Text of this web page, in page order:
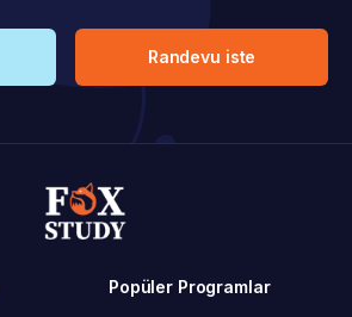
Randevu iste
Popüler Programlar